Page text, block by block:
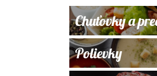
Chuťovky a
Polievky